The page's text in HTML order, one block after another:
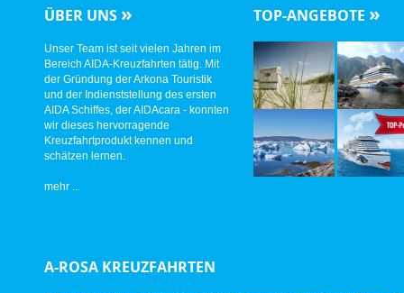
ÜBER UNS »
Unser Team ist seit vielen Jahren im
Bereich AIDA-Kreuzfahrten tätig. Mit
der Gründung der Arkona Touristik
und der Indienststellung des ersten
AIDA Schiffes, der AIDAcara - konnten
wir dieses hervorragende
Kreuzfahrtprodukt kennen und
schätzen lernen.
mehr ...
TOP-ANGEBOTE »
A-ROSA KREUZFAHRTEN